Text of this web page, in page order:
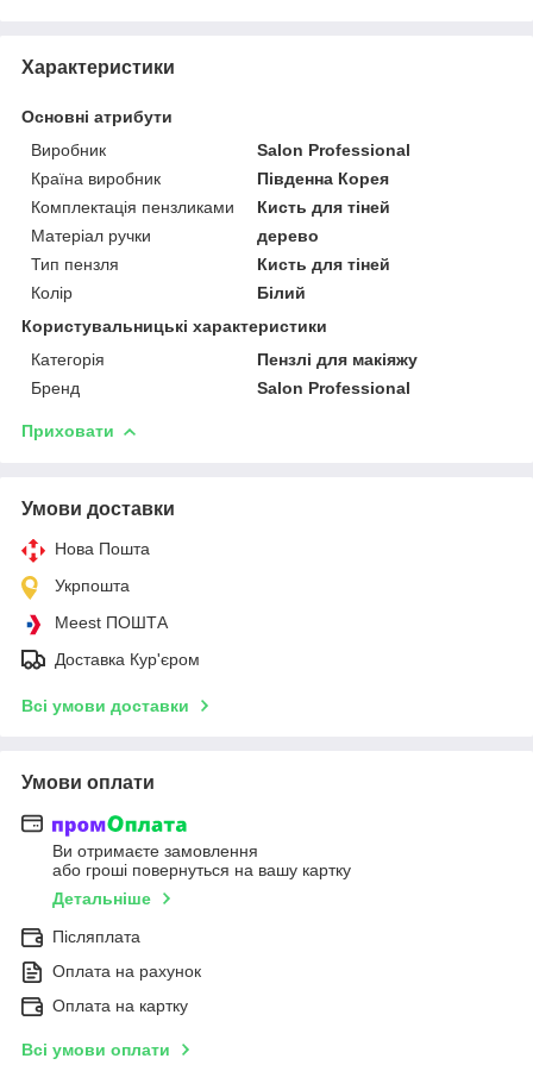
Характеристики
Основні атрибути
Виробник
Salon Professional
Країна виробник
Південна Корея
Комплектація пензликами
Кисть для тіней
Матеріал ручки
дерево
Тип пензля
Кисть для тіней
Колір
Білий
Користувальницькі характеристики
Категорія
Пензлі для макіяжу
Бренд
Salon Professional
Приховати
Умови доставки
Нова Пошта
Укрпошта
Meest ПОШТА
Доставка Кур'єром
Всі умови доставки
Умови оплати
Ви отримаєте замовлення
або гроші повернуться на вашу картку
Детальніше
Післяплата
Оплата на рахунок
Оплата на картку
Всі умови оплати